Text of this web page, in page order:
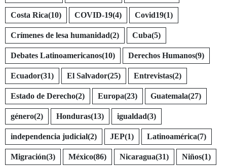
Costa Rica(10) COVID-19(4) Covid19(1)
Crímenes de lesa humanidad(2) Cuba(5)
Debates Latinoamericanos(10) Derechos Humanos(9)
Ecuador(31) El Salvador(25) Entrevistas(2)
Estado de Derecho(2) Europa(23) Guatemala(27)
género(2) Honduras(13) igualdad(3)
independencia judicial(2) JEP(1) Latinoamérica(7)
Migración(3) México(86) Nicaragua(31) Niños(1)